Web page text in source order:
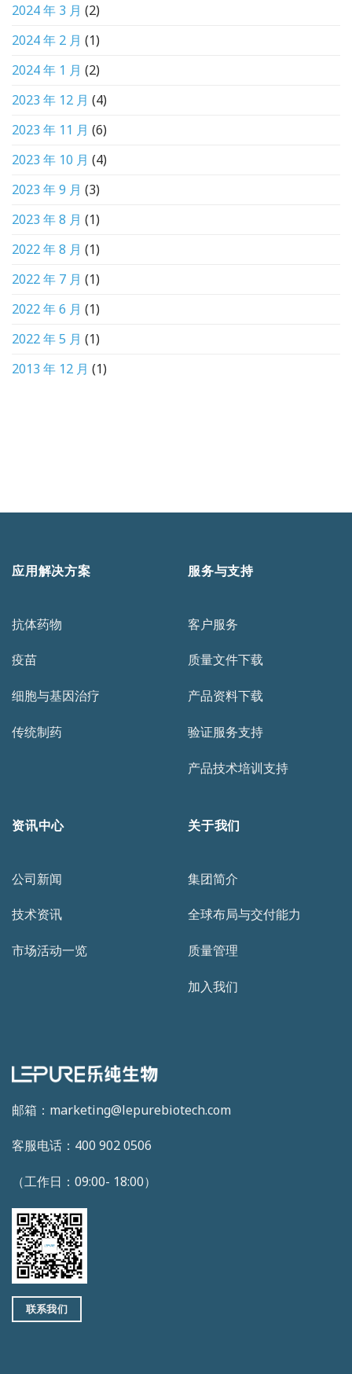
2024 年 3 月 (2)
2024 年 2 月 (1)
2024 年 1 月 (2)
2023 年 12 月 (4)
2023 年 11 月 (6)
2023 年 10 月 (4)
2023 年 9 月 (3)
2023 年 8 月 (1)
2022 年 8 月 (1)
2022 年 7 月 (1)
2022 年 6 月 (1)
2022 年 5 月 (1)
2013 年 12 月 (1)
邮箱：marketing@lepurebiotech.com
客服电话：400 902 0506
（工作日：09:00- 18:00）
联系我们
应用解决方案
抗体药物
疫苗
细胞与基因治疗
传统制药
服务与支持
客户服务
质量文件下载
产品资料下载
验证服务支持
产品技术培训支持
资讯中心
公司新闻
技术资讯
市场活动一览
关于我们
集团简介
全球布局与交付能力
质量管理
加入我们